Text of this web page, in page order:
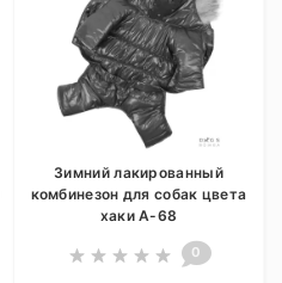
Зимний лакированный
комбинезон для собак цвета
хаки A-68
0